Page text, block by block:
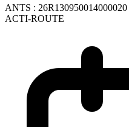
ANTS : 26R130950014000020
ACTI-ROUTE